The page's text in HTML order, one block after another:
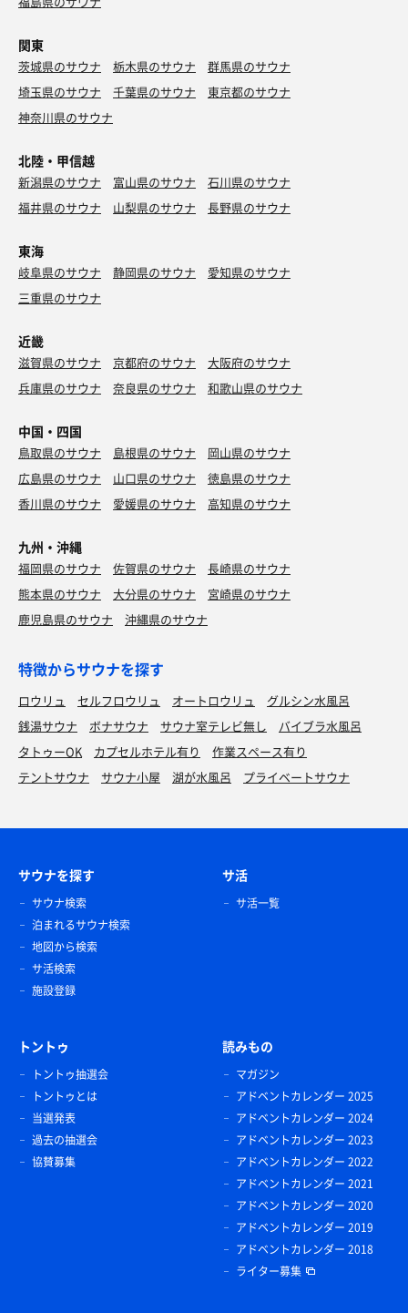
関東
茨城県のサウナ 栃木県のサウナ
群馬県のサウナ
埼玉県のサウナ
千葉県のサウナ
東京都のサウナ
神奈川県のサウナ
北陸・甲信越
新潟県のサウナ 富山県のサウナ
石川県のサウナ
福井県のサウナ
山梨県のサウナ 長野県のサウナ
東海
岐阜県のサウナ 静岡県のサウナ
愛知県のサウナ
三重県のサウナ
近畿
滋賀県のサウナ 京都府のサウナ
大阪府のサウナ
兵庫県のサウナ
奈良県のサウナ 和歌山県のサウナ
中国・四国
鳥取県のサウナ 島根県のサウナ
岡山県のサウナ
広島県のサウナ
山口県のサウナ
徳島県のサウナ
香川県のサウナ
愛媛県のサウナ 高知県のサウナ
九州・沖縄
福岡県のサウナ 佐賀県のサウナ
長崎県のサウナ
熊本県のサウナ
大分県のサウナ
宮崎県のサウナ
鹿児島県のサウナ
沖縄県のサウナ
特徴からサウナを探す
ロウリュ セルフロウリュ オートロウリュ
グルシン水風呂
銭湯サウナ
ボナサウナ サウナ室テレビ無し
バイブラ水風呂
タトゥーOK
カプセルホテル有り
作業スペース有り
テントサウナ
サウナ小屋 湖が水風呂 プライベートサウナ
サウナを探す
サウナ検索
泊まれるサウナ検索
地図から検索
サ活検索
施設登録
サ活
サ活一覧
トントゥ
トントゥ抽選会
トントゥとは
当選発表
過去の抽選会
協賛募集
読みもの
マガジン
アドベントカレンダー 2025
アドベントカレンダー 2024
アドベントカレンダー 2023
アドベントカレンダー 2022
アドベントカレンダー 2021
アドベントカレンダー 2020
アドベントカレンダー 2019
アドベントカレンダー 2018
ライター募集